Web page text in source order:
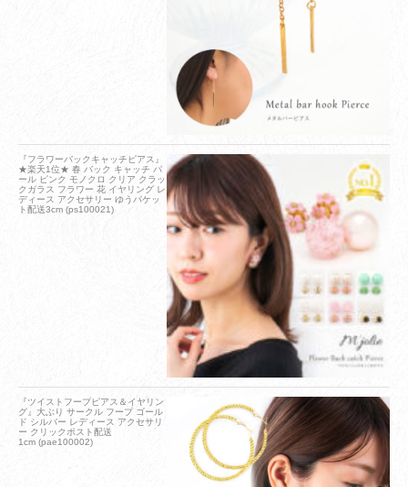
『フラワーバックキャッチピアス』
★楽天1位★ 春 バック キャッチ パ
ール ピンク モノクロ クリア クラッ
クガラス フラワー 花 イヤリング レ
ディース アクセサリー ゆうパケッ
ト配送3cm (ps100021)
『ツイストフープピアス＆イヤリン
グ』大ぶり サークル フープ ゴール
ド シルバー レディース アクセサリ
ー クリックポスト配送
1cm (pae100002)